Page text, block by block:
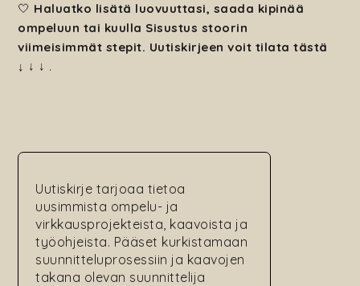
🤍 Haluatko lisätä luovuuttasi, saada kipinää
ompeluun tai kuulla Sisustus stoorin
viimeisimmät stepit. Uutiskirjeen voit tilata tästä
↓ ↓ ↓ .
Uutiskirje tarjoaa tietoa
uusimmista ompelu- ja
virkkausprojekteista, kaavoista ja
työohjeista. Pääset kurkistamaan
suunnitteluprosessiin ja kaavojen
takana olevan suunnittelija